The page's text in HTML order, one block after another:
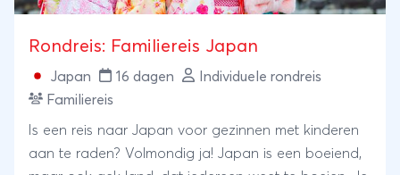
Rondreis: Familiereis Japan
Japan 16 dagen
Individuele rondreis
Familiereis
Is een reis naar Japan voor gezinnen met kinderen
aan te raden? Volmondig ja! Japan is een boeiend,